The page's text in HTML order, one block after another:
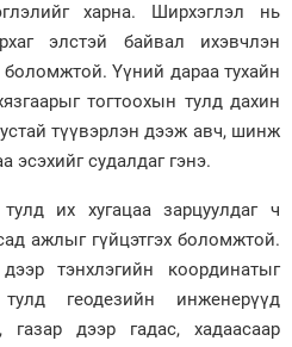
харна. Ширхэглэл нь
элстэй байвал ихэвчлэн
Үүний дараа тухайн
тогтоохын тулд дахин
түүвэрлэн дээж авч, шинж
эсэхийг судалдаг гэнэ.
их хугацаа зарцуулдаг ч
ажлыг гүйцэтгэх боломжтой.
тэнхлэгийн координатыг
геодезийн инженерүүд
газар дээр гадас, хадаасаар